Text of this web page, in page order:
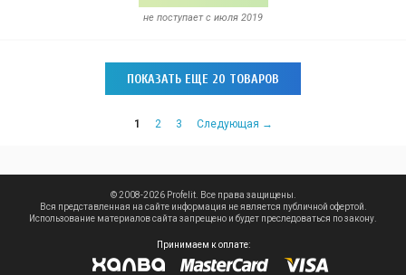
не поступает c июля 2019
ПОКАЗАТЬ ЕЩЕ 20 ТОВАРОВ
1 2 3 Следующая →
© 2008-2026 Profelit. Все права защищены.
Вся представленная на сайте информация не является публичной офертой.
Использование материалов сайта запрещено и будет преследоваться по закону.
Принимаем к оплате: